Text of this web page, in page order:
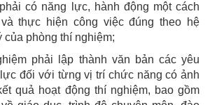
có năng lực, hành động một cách
thực hiện công việc đúng theo hệ
của phòng thí nghiệm;
phải lập thành văn bản các yêu
đối với từng vị trí chức năng có ảnh
quả hoạt động thí nghiệm, bao gồm